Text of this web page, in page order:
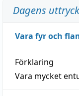
Dagens uttryck
Vara fyr och
Förklaring
Vara mycket